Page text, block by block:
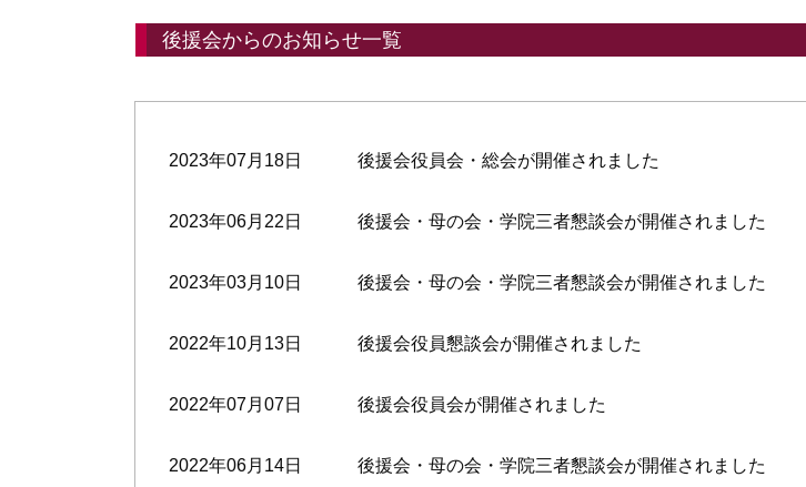
後援会からのお知らせ一覧
2023年07月18日 後援会役員会・総会が開催されました
2023年06月22日 後援会・母の会・学院三者懇談会が開催されました
2023年03月10日 後援会・母の会・学院三者懇談会が開催されました
2022年10月13日 後援会役員懇談会が開催されました
2022年07月07日 後援会役員会が開催されました
2022年06月14日 後援会・母の会・学院三者懇談会が開催されました